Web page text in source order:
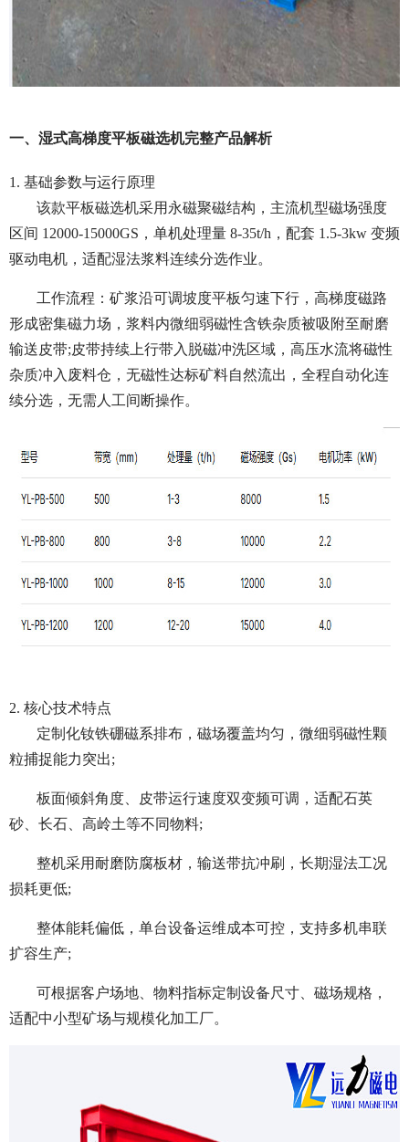
一、湿式高梯度平板磁选机完整产品解析
1. 基础参数与运行原理
该款平板磁选机采用永磁聚磁结构，主流机型磁场强度
区间 12000-15000GS，单机处理量 8-35t/h，配套 1.5-3kw 变频
驱动电机，适配湿法浆料连续分选作业。
工作流程：矿浆沿可调坡度平板匀速下行，高梯度磁路
形成密集磁力场，浆料内微细弱磁性含铁杂质被吸附至耐磨
输送皮带;皮带持续上行带入脱磁冲洗区域，高压水流将磁性
杂质冲入废料仓，无磁性达标矿料自然流出，全程自动化连
续分选，无需人工间断操作。
2. 核心技术特点
定制化钕铁硼磁系排布，磁场覆盖均匀，微细弱磁性颗
粒捕捉能力突出;
板面倾斜角度、皮带运行速度双变频可调，适配石英
砂、长石、高岭土等不同物料;
整机采用耐磨防腐板材，输送带抗冲刷，长期湿法工况
损耗更低;
整体能耗偏低，单台设备运维成本可控，支持多机串联
扩容生产;
可根据客户场地、物料指标定制设备尺寸、磁场规格，
适配中小型矿场与规模化加工厂。